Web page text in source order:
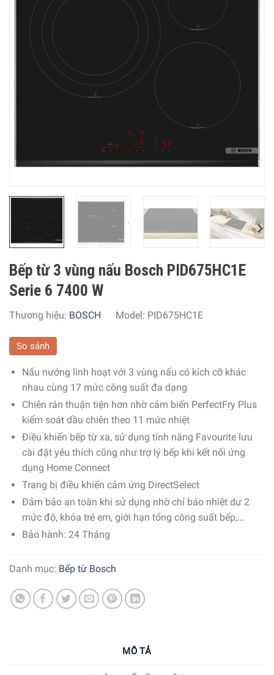
Bếp từ 3 vùng nấu Bosch PID675HC1E
Serie 6 7400 W
Thương hiệu: BOSCH Model: PID675HC1E
So sánh
Nấu nướng linh hoạt với 3 vùng nấu có kích cỡ khác
nhau cùng 17 mức công suất đa dạng
Chiên rán thuận tiện hơn nhờ cảm biến PerfectFry Plus
kiểm soát dầu chiên theo 11 mức nhiệt
Điều khiển bếp từ xa, sử dụng tính năng Favourite lưu
cài đặt yêu thích cũng như trợ lý bếp khi kết nối ứng
dụng Home Connect
Trang bị điều khiển cảm ứng DirectSelect
Đảm bảo an toàn khi sử dụng nhờ chỉ báo nhiệt dư 2
mức độ, khóa trẻ em, giới hạn tổng công suất bếp,…
Bảo hành: 24 Tháng
Danh mục: Bếp từ Bosch
MÔ TẢ